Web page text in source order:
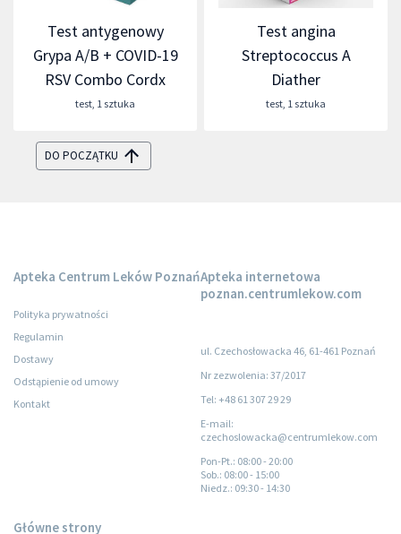
Test antygenowy
Grypa A/B + COVID-19
RSV Combo Cordx
test 1 sztuka
Test angina
Streptococcus A
Diather
test 1 sztuka
DO POCZĄTKU
Apteka Centrum Leków Poznań
Polityka prywatności
Regulamin
Dostawy
Odstąpienie od umowy
Kontakt
Apteka internetowa
poznan.centrumlekow.com
ul. Czechosłowacka 46, 61-461 Poznań
Nr zezwolenia: 37/2017
Tel: +48 61 307 29 29
E-mail:
czechoslowacka@centrumlekow.com
Pon-Pt.: 08:00 - 20:00
Sob.: 08:00 - 15:00
Niedz.: 09:30 - 14:30
Główne strony